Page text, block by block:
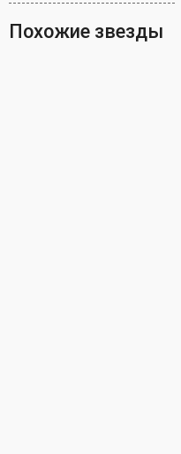
Похожие звезды